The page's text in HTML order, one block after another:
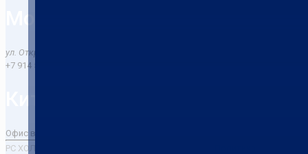
ул. Открытое шоссе 12
+7 914 524 5141
Офис в Пекине / Офис в Шанхае / Офис в Маньчжурии
РС ХОЛДИНГ © 2009 - 2026. Все права защищены.